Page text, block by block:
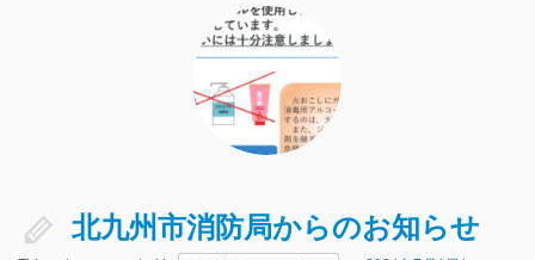
求人情報（園見学/自主実習も対応）
北九州市消防局からのお知らせ